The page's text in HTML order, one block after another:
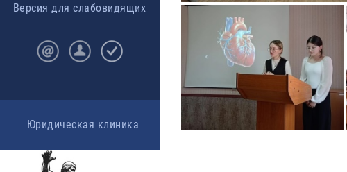
Версия для слабовидящих
Юридическая клиника